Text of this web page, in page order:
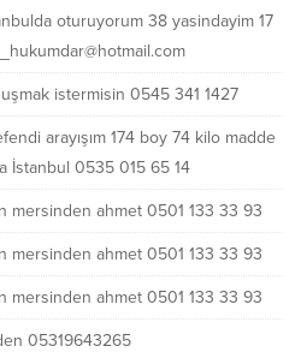
oturuyorum 38 yasindayim 17
istermisin 0545 341 1427
arayışım 174 boy 74 kilo madde
İstanbul 0535 015 65 14
mersinden ahmet 0501 133 33 93
mersinden ahmet 0501 133 33 93
mersinden ahmet 0501 133 33 93
05319643265